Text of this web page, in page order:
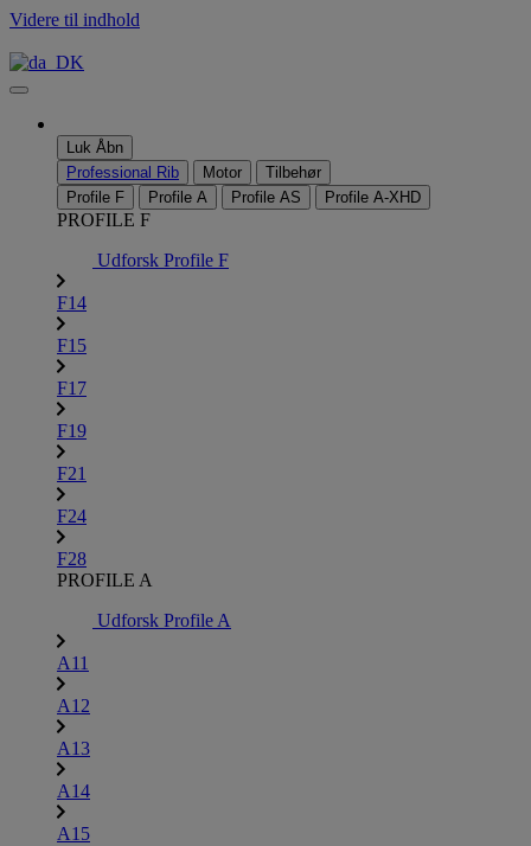
Videre til indhold
Luk Åbn
Professional Rib
Motor
Tilbehør
Profile F
Profile A Profile AS Profile A-XHD
PROFILE F
Udforsk Profile F
F14
F15
F17
F19
F21
F24
F28
PROFILE A
Udforsk Profile A
A11
A12
A13
A14
A15